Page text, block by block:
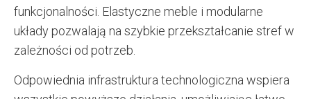
funkcjonalności. Elastyczne meble i modularne
układy pozwalają na szybkie przekształcanie stref w
zależności od potrzeb.
Odpowiednia infrastruktura technologiczna wspiera